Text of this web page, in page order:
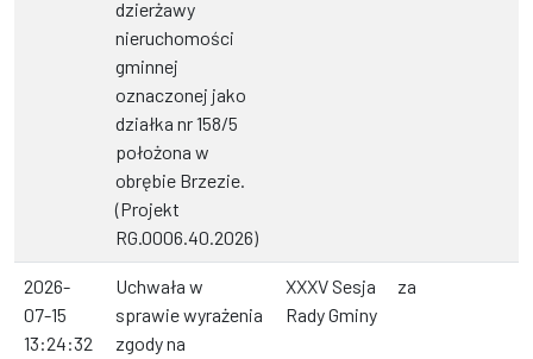
dzierżawy
nieruchomości
gminnej
oznaczonej jako
działka nr 158/5
położona w
obrębie Brzezie.
(Projekt
RG.0006.40.2026)
2026-
07-15
13:24:32
Uchwała w
sprawie wyrażenia
zgody na
XXXV Sesja
Rady Gminy
za